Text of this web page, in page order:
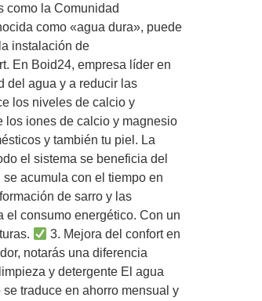
como la Comunidad
como «agua dura», puede
instalación de
En Boid24, empresa líder en
del agua y a reducir las
los niveles de calcio y
los iones de calcio y magnesio
y también tu piel. La
el sistema se beneficia del
acumula con el tiempo en
de sarro y las
el consumo energético. Con un
3. Mejora del confort en
notarás una diferencia
y detergente El agua
traduce en ahorro mensual y